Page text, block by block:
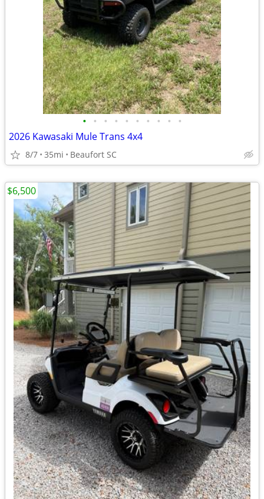
• • • • • • • • • •
2026 Kawasaki Mule Trans 4x4
8/7 35mi Beaufort SC
$6,500